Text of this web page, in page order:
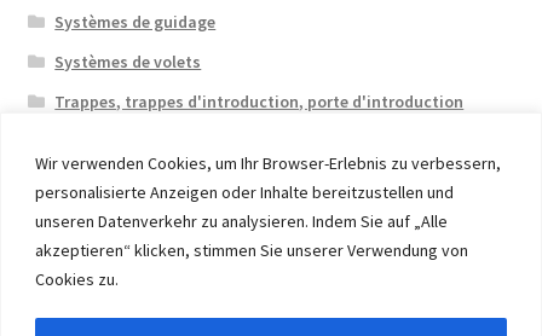
Wir verwenden Cookies, um Ihr Browser-Erlebnis zu verbessern,
personalisierte Anzeigen oder Inhalte bereitzustellen und
unseren Datenverkehr zu analysieren. Indem Sie auf „Alle
akzeptieren“ klicken, stimmen Sie unserer Verwendung von
Cookies zu.
Systèmes de guidage
Systèmes de volets
Trappes, trappes d'introduction, porte d'introduction
© 2026 Eruon Trade UG, Germany, member of the ERUON